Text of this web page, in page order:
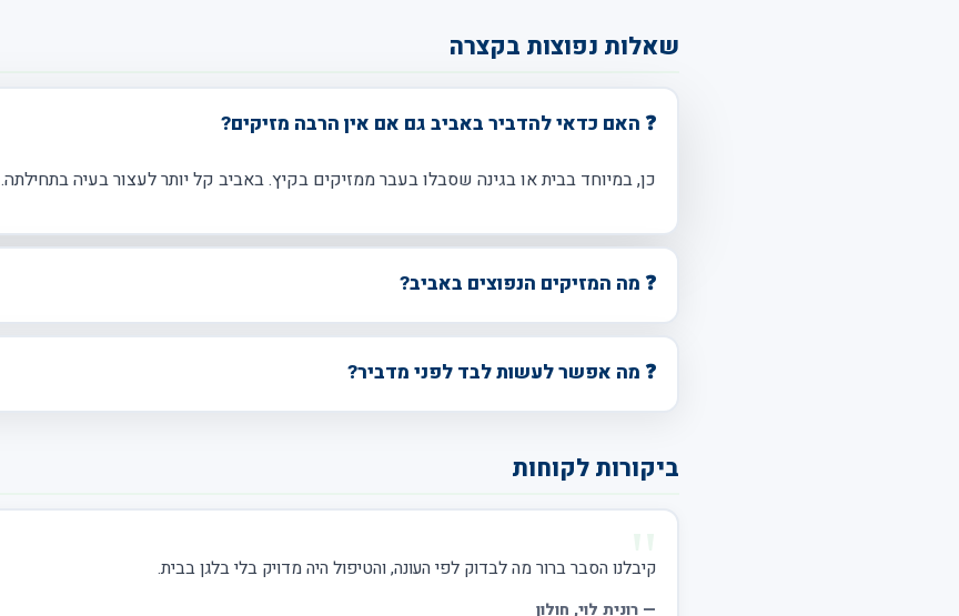
שאלות נפוצות בקצרה
❓ האם כדאי להדביר באביב גם אם אין הרבה מזיקים?
כן, במיוחד בבית או בגינה שסבלו בעבר ממזיקים בקיץ. באביב קל יותר לעצור בעיה בתחילתה.
❓ מה המזיקים הנפוצים באביב?
❓ מה אפשר לעשות לבד לפני מדביר?
ביקורות לקוחות
קיבלנו הסבר ברור מה לבדוק לפי העונה, והטיפול היה מדויק בלי בלגן בבית.
—רונית לוי, חולון